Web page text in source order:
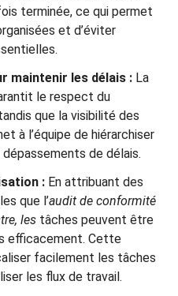
terminée, ce qui permet
et d’éviter
maintenir les délais : La
le respect du
que la visibilité des
à l’équipe de hiérarchiser
de délais.
: En attribuant des
que l’audit de conformité
les tâches peuvent être
efficacement. Cette
facilement les tâches
les flux de travail.